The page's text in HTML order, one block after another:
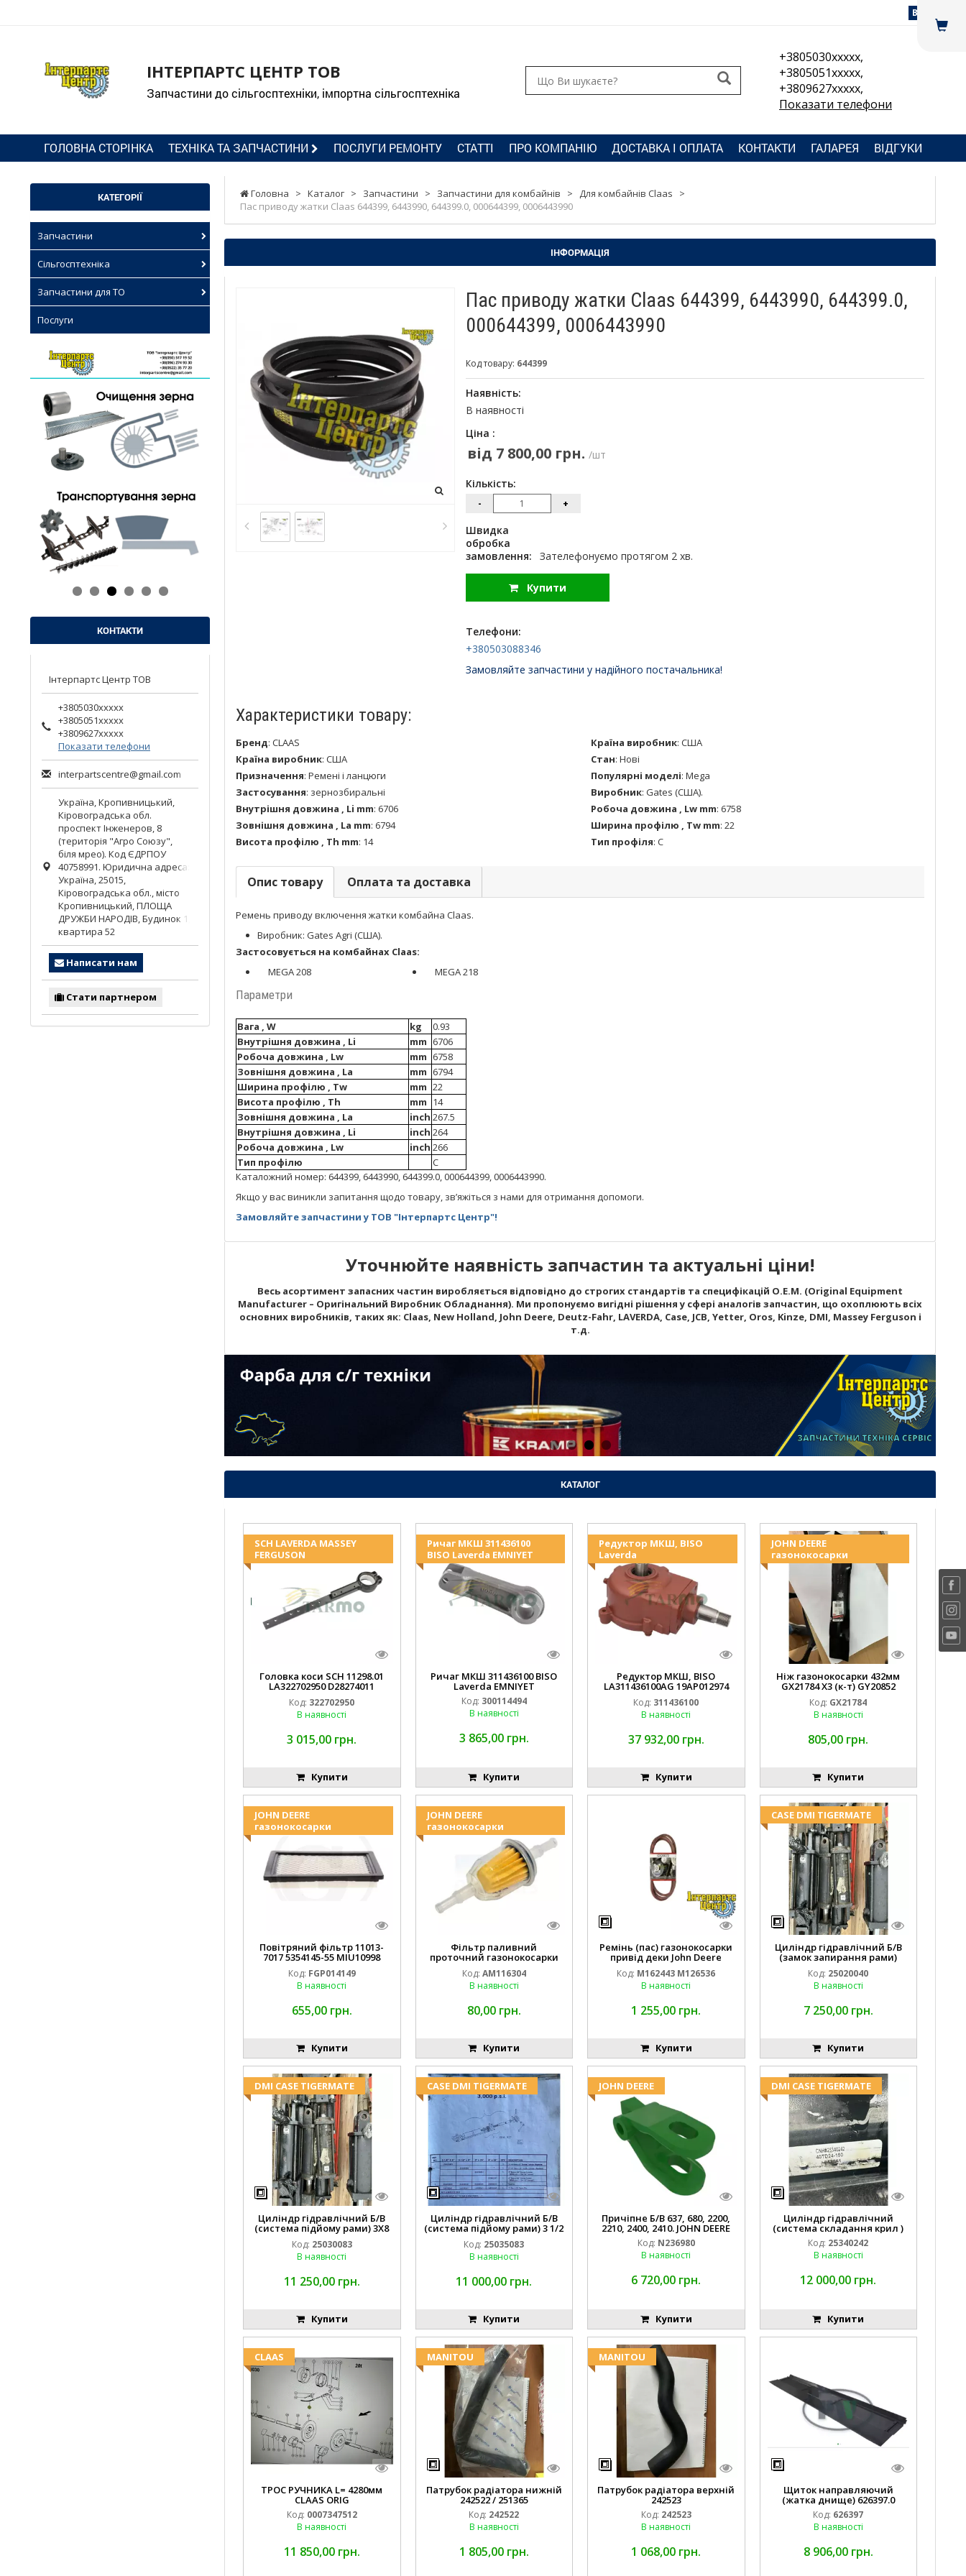
Вхід
ІНТЕРПАРТС ЦЕНТР ТОВ
Запчастини до сільгосптехніки, імпортна сільгосптехніка
+3805030xxxxx,
+3805051xxxxx,
+3809627xxxxx,
Показати телефони
ГОЛОВНА СТОРІНКА ТЕХНІКА ТА ЗАПЧАСТИНИ ПОСЛУГИ РЕМОНТУ СТАТТІ ПРО КОМПАНІЮ ДОСТАВКА І ОПЛАТА КОНТАКТИ ГАЛАРЕЯ ВІДГУКИ
Головна > Каталог > Запчастини > Запчастини для комбайнів > Для комбайнів Claas
>
Пас приводу жатки Claas 644399, 6443990, 644399.0, 000644399, 0006443990
ІНФОРМАЦІЯ
Пас приводу жатки Claas 644399, 6443990, 644399.0,
000644399, 0006443990
Код товару: 644399
Наявність:
В наявності
Ціна :
від 7 800,00 грн. /шт
Кількість:
- +
Швидка
обробка
замовлення:
Зателефонуємо протягом 2 хв.
Купити
Телефони:
+380503088346
Замовляйте запчастини у надійного постачальника!
Характеристики товару:
Бренд: CLAAS Країна виробник: США
Країна виробник: США Стан: Нові
Призначення: Ремені і ланцюги Популярні моделі: Mega
Застосування: зернозбиральні Виробник: Gates (США).
Внутрішня довжина , Li mm: 6706 Робоча довжина , Lw mm: 6758
Зовнішня довжина , La mm: 6794 Ширина профілю , Tw mm: 22
Висота профілю , Th mm: 14 Тип профіля: C
Опис товару Оплата та доставка
Ремень приводу включення жатки комбайна Claas.
Виробник: Gates Agri (США).
Застосовується на комбайнах Claas:
MEGA 208
MEGA 218
Параметри
Вага , W kg
0.93
Внутрішня довжина , Li
mm 6706
Робоча довжина , Lw
mm 6758
Зовнішня довжина , La
mm 6794
Ширина профілю , Tw
mm 22
Висота профілю , Th
mm 14
Зовнішня довжина , La
inch 267.5
Внутрішня довжина , Li
inch 264
Робоча довжина , Lw
inch 266
Тип профілю
C
Каталожний номер: 644399, 6443990, 644399.0, 000644399, 0006443990.
Якщо у вас виникли запитання щодо товару, зв’яжіться з нами для отримання допомоги.
Замовляйте запчастини у ТОВ "Інтерпартс Центр"!
Уточнюйте наявність запчастин та актуальні ціни!
Весь асортимент запасних частин виробляється відповідно до строгих стандартів та специфікацій O.E.M. (Original Equipment
Manufacturer – Оригінальний Виробник Обладнання). Ми пропонуємо вигідні рішення у сфері аналогів запчастин, що охоплюють всіх
основних виробників, таких як: Claas, New Holland, John Deere, Deutz-Fahr, LAVERDA, Case, JCB, Yetter, Oros, Kinze, DMI, Massey Ferguson і
т.д.
КАТАЛОГ
SCH LAVERDA MASSEY
FERGUSON
Головка коси SCH 11298.01
LA322702950 D28274011
EMNIYET
Код: 322702950
В наявності
3 015,00 грн.
Купити
Ричаг МКШ 311436100
BISO Laverda EMNIYET
Ричаг МКШ 311436100 BISO
Laverda EMNIYET
Код: 300114494
В наявності
3 865,00 грн.
Купити
Редуктор МКШ, BISO
Laverda
Редуктор МКШ, BISO
LA311436100AG 19AP012974
Laverda EMNIYET
Код: 311436100
В наявності
37 932,00 грн.
Купити
JOHN DEERE
газонокосарки
Ніж газонокосарки 432мм
GX21784 X3 (к-т) GY20852
AM137757 AM141035
Код: GX21784
В наявності
805,00 грн.
Купити
JOHN DEERE
газонокосарки
Повітряний фільтр 11013-
7017 5354145-55 MIU10998
FGP014149
Код: FGP014149
В наявності
655,00 грн.
Купити
JOHN DEERE
газонокосарки
Фільтр паливний
проточний газонокосарки
JOHN DEERE AM116304 GY20709
Код: AM116304
В наявності
80,00 грн.
Купити
Ремінь (пас) газонокосарки
привід деки John Deere
M162443 M126536
Код: M162443 M126536
В наявності
1 255,00 грн.
Купити
CASE DMI TIGERMATE
Циліндр гідравлічний Б/В
(замок запирання рами)
2''X4'' 25320040
Код: 25020040
В наявності
7 250,00 грн.
Купити
DMI CASE TIGERMATE
Циліндр гідравлічний Б/В
(система підйому рами) 3X8
87423768
Код: 25030083
В наявності
11 250,00 грн.
Купити
CASE DMI TIGERMATE
Циліндр гідравлічний Б/В
(система підйому рами) 3 1/2
84255910
Код: 25035083
В наявності
11 000,00 грн.
Купити
JOHN DEERE
Причіпне Б/В 637, 680, 2200,
2210, 2400, 2410. JOHN DEERE
Код: N236980
В наявності
6 720,00 грн.
Купити
DMI CASE TIGERMATE
Циліндр гідравлічний
(система складання крил )
Код: 25340242
В наявності
12 000,00 грн.
Купити
CLAAS
ТРОС РУЧНИКА L= 4280мм
CLAAS ORIG
Код: 0007347512
В наявності
11 850,00 грн.
MANITOU
Патрубок радіатора нижній
242522 / 251365
Код: 242522
В наявності
1 805,00 грн.
MANITOU
Патрубок радіатора верхній
242523
Код: 242523
В наявності
1 068,00 грн.
Щиток направляючий
(жатка днище) 626397.0
Код: 626397
В наявності
8 906,00 грн.
КАТЕГОРІЇ
Запчастини
Сільгосптехніка
Запчастини для ТО
Послуги
КОНТАКТИ
Інтерпартс Центр ТОВ
+3805030xxxxx
+3805051xxxxx
+3809627xxxxx
Показати телефони
interpartscentre@gmail.com
Україна, Кропивницький
Кіровоградська обл.
проспект Інженеров, 8
(територія "Агро Союзу",
біля мрео). Код ЄДРПОУ
40758991. Юридична адреса:
Україна, 25015,
Кіровоградська обл., місто
Кропивницький, ПЛОЩА
ДРУЖБИ НАРОДІВ, Будинок 1,
квартира 52
Написати нам
Стати партнером